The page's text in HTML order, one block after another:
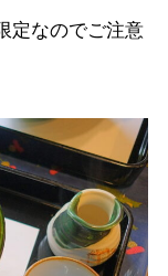
定なのでご注意